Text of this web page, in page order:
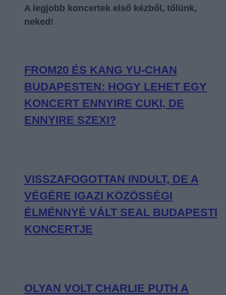
A legjobb koncertek első kézből, tőlünk,
neked!
FROM20 ÉS KANG YU-CHAN
BUDAPESTEN: HOGY LEHET EGY
KONCERT ENNYIRE CUKI, DE
ENNYIRE SZEXI?
VISSZAFOGOTTAN INDULT, DE A
VÉGÉRE IGAZI KÖZÖSSÉGI
ÉLMÉNNYÉ VÁLT SEAL BUDAPESTI
KONCERTJE
OLYAN VOLT CHARLIE PUTH A